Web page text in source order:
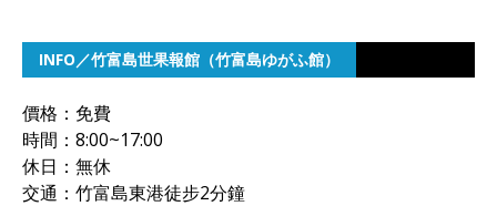
INFO／竹富島世果報館（竹富島ゆがふ館）
價格：免費
時間：8:00~17:00
休日：無休
交通：竹富島東港徒步2分鐘